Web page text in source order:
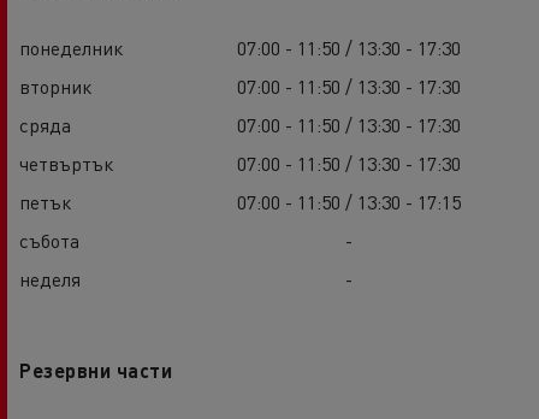
понеделник
07:00 - 11:50 / 13:30 - 17:30
вторник
07:00 - 11:50 / 13:30 - 17:30
сряда
07:00 - 11:50 / 13:30 - 17:30
четвъртък
07:00 - 11:50 / 13:30 - 17:30
петък
07:00 - 11:50 / 13:30 - 17:15
събота
-
неделя
-
Резервни части